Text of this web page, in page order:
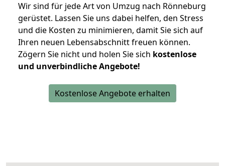
Wir sind für jede Art von Umzug nach Rönneburg
gerüstet. Lassen Sie uns dabei helfen, den Stress
und die Kosten zu minimieren, damit Sie sich auf
Ihren neuen Lebensabschnitt freuen können.
Zögern Sie nicht und holen Sie sich kostenlose
und unverbindliche Angebote!
Kostenlose Angebote erhalten